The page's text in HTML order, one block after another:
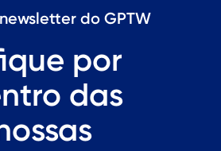
do GPTW
por
das